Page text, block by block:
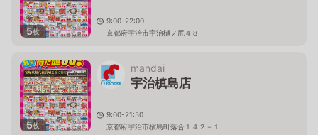
5枚
9:00-22:00
京都府宇治市宇治樋ノ尻４８
5枚
mandai
宇治槙島店
9:00-21:50
京都府宇治市槇島町落合１４２－１